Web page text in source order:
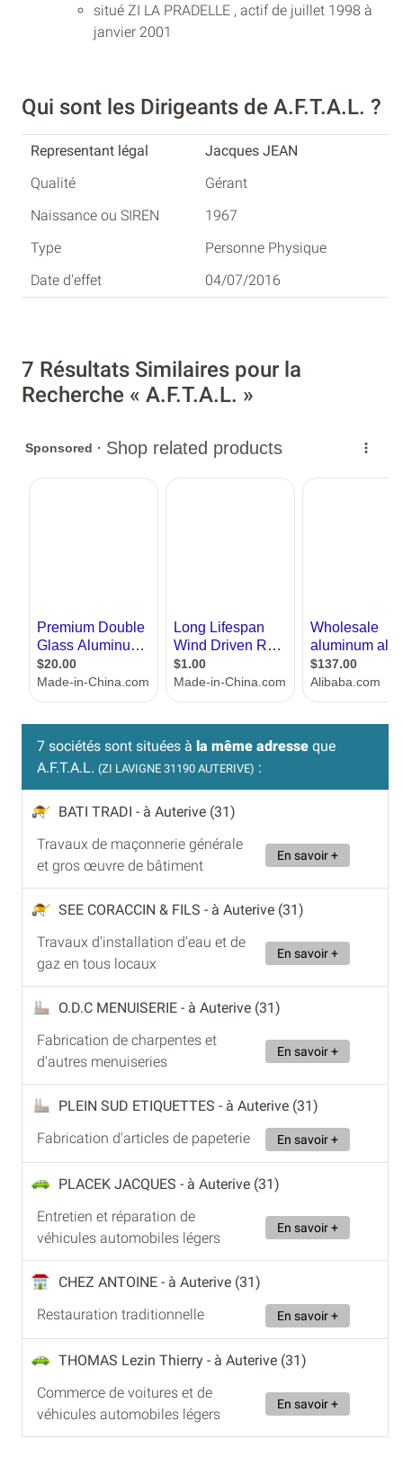
situé ZI LA PRADELLE , actif de juillet 1998 à
janvier 2001
Qui sont les Dirigeants de A.F.T.A.L. ?
Jacques JEAN
Gérant
1967
Personne Physique
04/07/2016
7 Résultats Similaires pour la
Recherche « A.F.T.A.L. »
7 sociétés sont situées à la même adresse que
A.F.T.A.L. (ZI LAVIGNE 31190 AUTERIVE) :
BATI TRADI - à Auterive (31)
Travaux de maçonnerie générale
et gros œuvre de bâtiment
En savoir +
SEE CORACCIN & FILS - à Auterive (31)
Travaux d'installation d'eau et de
gaz en tous locaux
En savoir +
O.D.C MENUISERIE - à Auterive (31)
Fabrication de charpentes et
d'autres menuiseries
En savoir +
PLEIN SUD ETIQUETTES - à Auterive (31)
Fabrication d'articles de papeterie
En savoir +
PLACEK JACQUES - à Auterive (31)
Entretien et réparation de
véhicules automobiles légers
En savoir +
CHEZ ANTOINE - à Auterive (31)
Restauration traditionnelle
En savoir +
THOMAS Lezin Thierry - à Auterive (31)
Commerce de voitures et de
véhicules automobiles légers
En savoir +